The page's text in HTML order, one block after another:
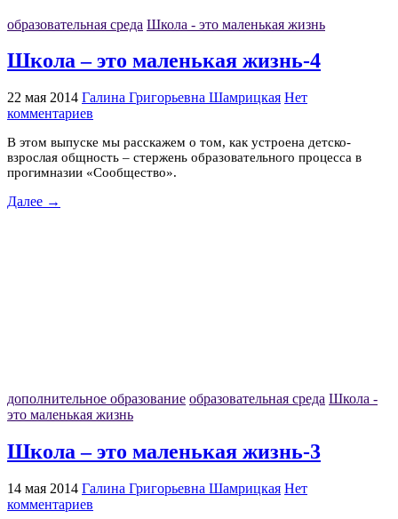
образовательная среда Школа - это маленькая жизнь
Школа – это маленькая жизнь-4
22 мая 2014 Галина Григорьевна Шамрицкая Нет
комментариев
В этом выпуске мы расскажем о том, как устроена детско-
взрослая общность – стержень образовательного процесса в
прогимназии «Сообщество».
Далее →
дополнительное образование образовательная среда Школа -
это маленькая жизнь
Школа – это маленькая жизнь-3
14 мая 2014 Галина Григорьевна Шамрицкая Нет
комментариев